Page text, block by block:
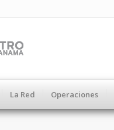
La Red Operaciones